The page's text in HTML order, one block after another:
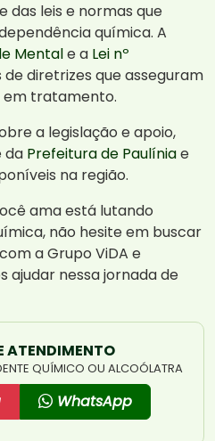
das leis e normas que
química. A
Mentale a Lei nº
diretrizes que asseguram
em tratamento.
a legislação e apoio,
da Prefeitura de Paulíniae
na região.
ama está lutando
não hesite em buscar
a Grupo ViDA e
ajudar nessa jornada de
ATENDIMENTO
QUÍMICO OU ALCOÓLATRA
WhatsApp